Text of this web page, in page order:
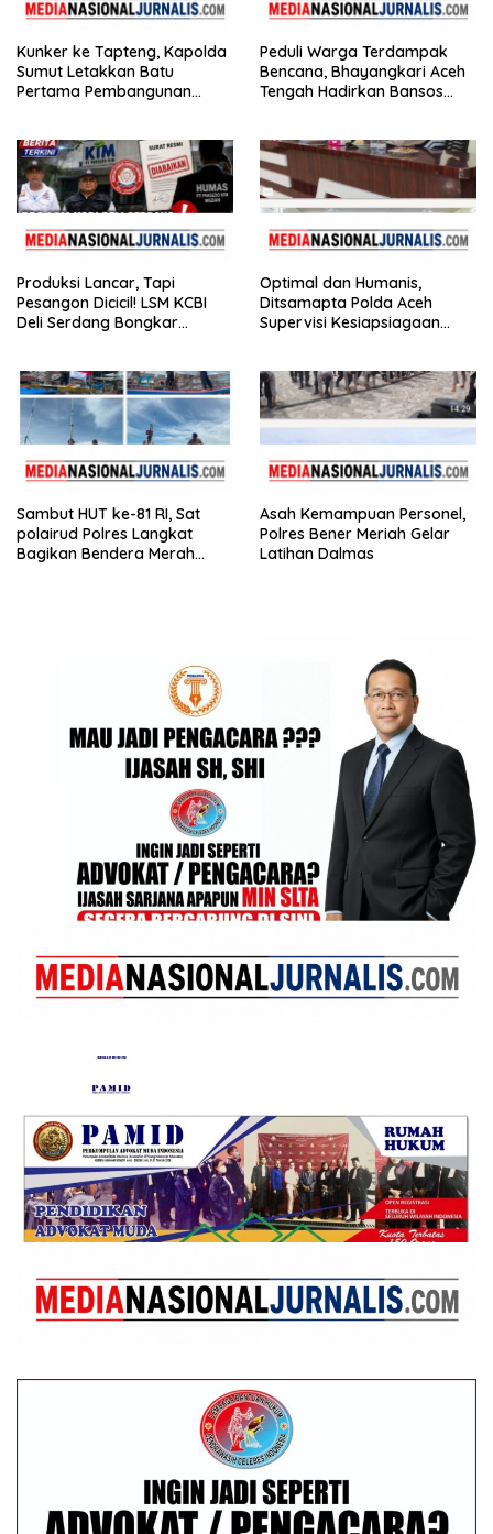
Kunker ke Tapteng, Kapolda
Sumut Letakkan Batu
Pertama Pembangunan
Peduli Warga Terdampak
Bencana, Bhayangkari Aceh
Tengah Hadirkan Bansos
Produksi Lancar, Tapi
Pesangon Dicicil! LSM KCBI
Deli Serdang Bongkar
Optimal dan Humanis,
Ditsamapta Polda Aceh
Supervisi Kesiapsiagaan
Sambut HUT ke-81 RI, Sat
polairud Polres Langkat
Bagikan Bendera Merah
Asah Kemampuan Personel,
Polres Bener Meriah Gelar
Latihan Dalmas